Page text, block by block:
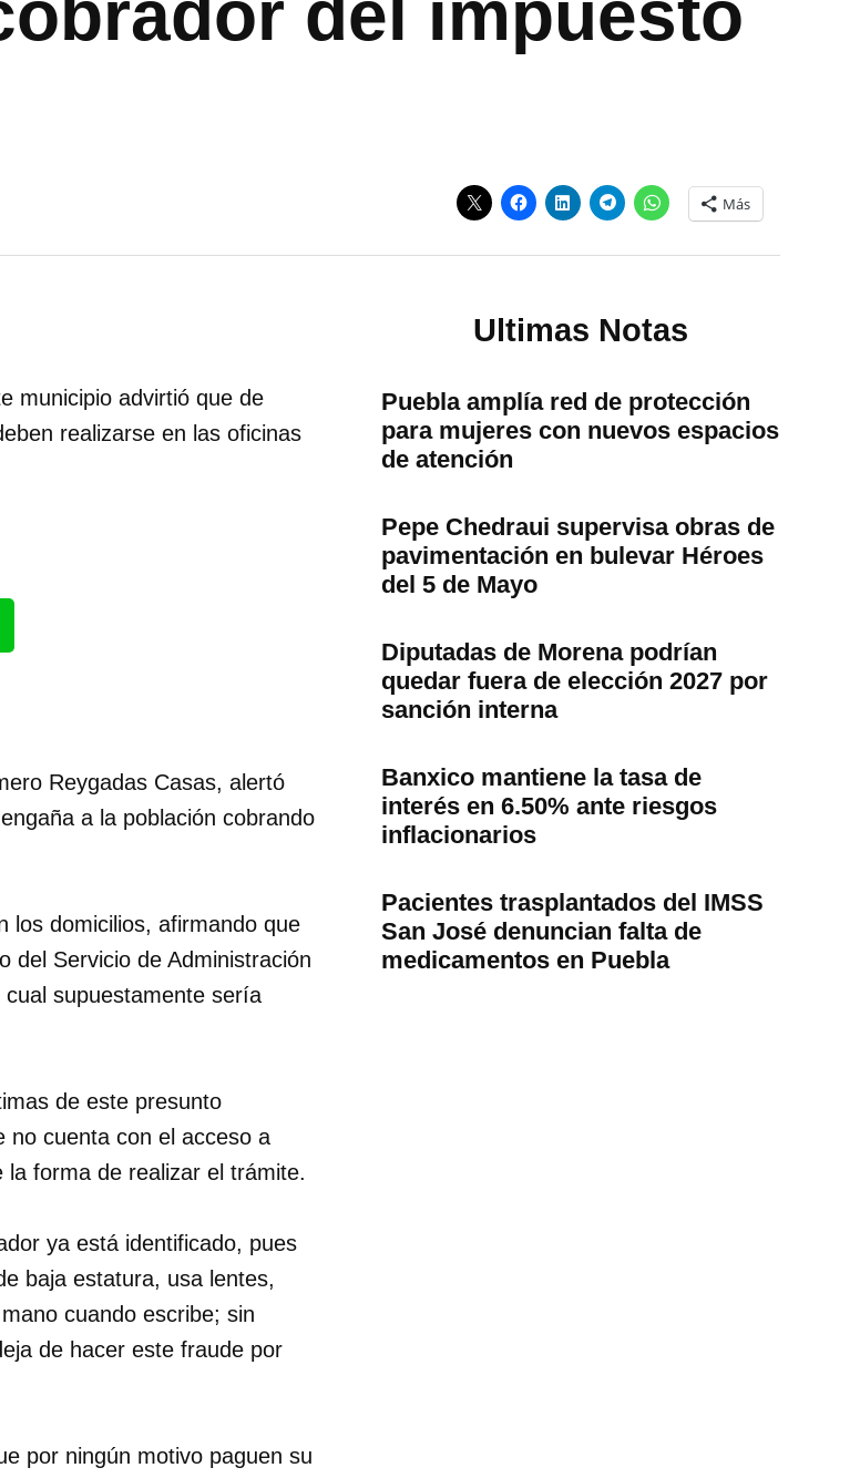
Más
municipio advirtió que de
realizarse en las oficinas
Reygadas Casas, alertó
a la población cobrando
los domicilios, afirmando que
del Servicio de Administración
supuestamente sería
de este presunto
no cuenta con el acceso a
forma de realizar el trámite.
ya está identificado, pues
baja estatura, usa lentes,
cuando escribe; sin
de hacer este fraude por
por ningún motivo paguen su
Ultimas Notas
Puebla amplía red de protección
para mujeres con nuevos espacios
de atención
Pepe Chedraui supervisa obras de
pavimentación en bulevar Héroes
del 5 de Mayo
Diputadas de Morena podrían
quedar fuera de elección 2027 por
sanción interna
Banxico mantiene la tasa de
interés en 6.50% ante riesgos
inflacionarios
Pacientes trasplantados del IMSS
San José denuncian falta de
medicamentos en Puebla